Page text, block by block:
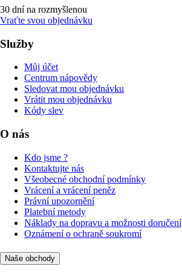
30 dní na rozmyšlenou
Vraťte svou objednávku
Služby
Můj účet
Centrum nápovědy
Sledovat mou objednávku
Vrátit mou objednávku
Kódy slev
O nás
Kdo jsme ?
Kontaktujte nás
Všeobecné obchodní podmínky
Vrácení a vrácení peněz
Právní upozornění
Platební metody
Náklady na dopravu a možnosti doručení
Oznámení o ochraně soukromí
Naše obchody